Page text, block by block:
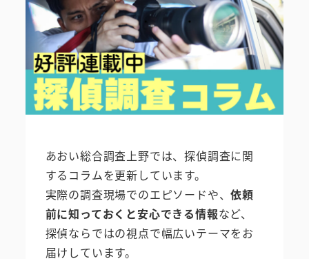
あおい総合調査上野では、探偵調査に関
するコラムを更新しています。
実際の調査現場でのエピソードや、依頼
前に知っておくと安心できる情報など、
探偵ならではの視点で幅広いテーマをお
届けしています。